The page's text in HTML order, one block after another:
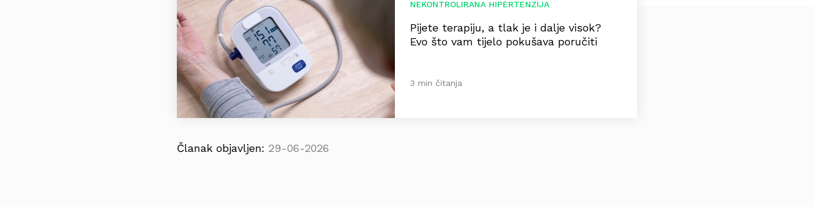
NEKONTROLIRANA HIPERTENZIJA
Pijete terapiju, a tlak je i dalje visok?
Evo što vam tijelo pokušava poručiti
3 min čitanja
Članak objavljen: 29-06-2026